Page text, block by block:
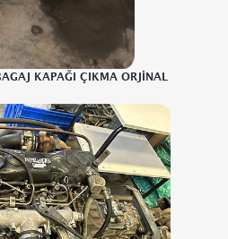
KAPAĞI ÇIKMA ORJİNAL